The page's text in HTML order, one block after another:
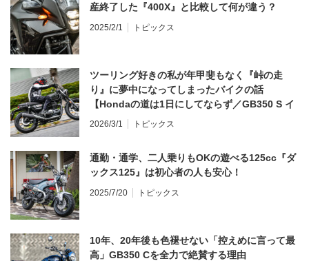
産終了した『400X』と比較して何が違う？
2025/2/1 トピックス
ツーリング好きの私が年甲斐もなく『峠の走
り』に夢中になってしまったバイクの話
【Hondaの道は1日にしてならず／GB350 S イ
ンプレ・レビュー 前編】
2026/3/1 トピックス
通勤・通学、二人乗りもOKの遊べる125cc『ダ
ックス125』は初心者の人も安心！
2025/7/20 トピックス
10年、20年後も色褪せない「控えめに言って最
高」GB350 Cを全力で絶賛する理由